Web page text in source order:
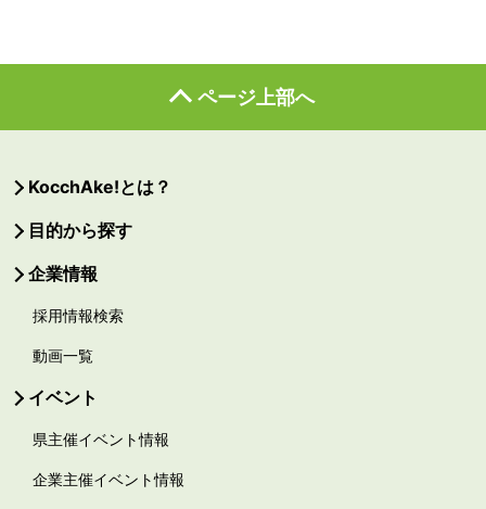
ページ上部へ
KocchAke!とは？
目的から探す
企業情報
採用情報検索
動画一覧
イベント
県主催イベント情報
企業主催イベント情報